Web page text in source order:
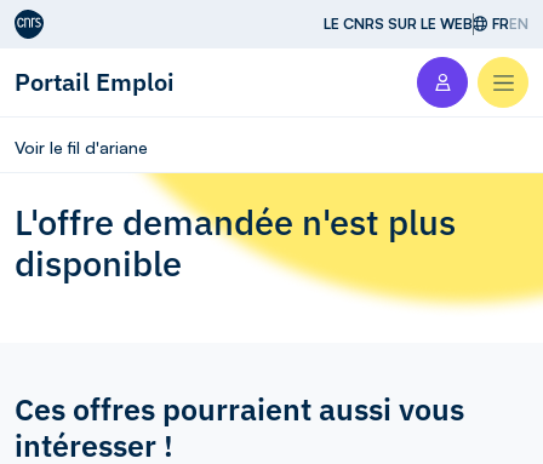
Aller au contenu LE CNRS SUR LE WEB FREN
Portail Emploi
Voir le fil d'ariane
L'offre demandée n'est plus
disponible
Ces offres pourraient aussi vous
intéresser !